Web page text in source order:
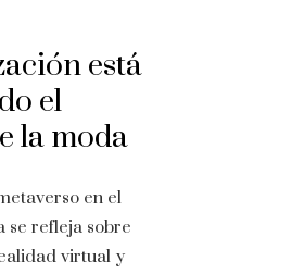
está
el
la moda
en el
se refleja sobre
virtual y